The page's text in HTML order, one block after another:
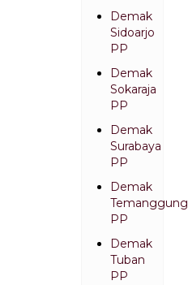
Demak
Sidoarjo
PP
Demak
Sokaraja
PP
Demak
Surabaya
PP
Demak
Temanggung
PP
Demak
Tuban
PP